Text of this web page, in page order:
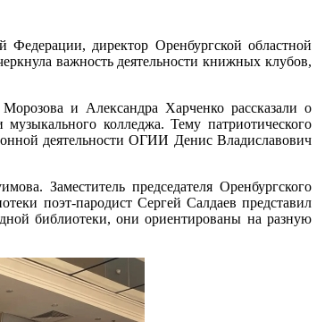
директор Оренбургской областной
важность деятельности книжных клубов,
и Александра Харченко рассказали о
колледжа. Тему патриотического
деятельности ОГИИ Денис Владиславович
Заместитель председателя Оренбургского
поэт-пародист Сергей Салдаев представил
библиотеки, они ориентированы на разную